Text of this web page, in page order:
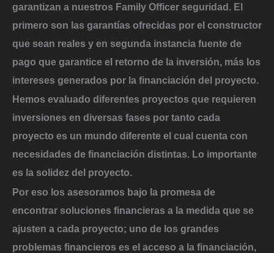
garantizan a nuestros Family Officer seguridad. El
primero son las garantías ofrecidas por el constructor
que sean reales y en segunda instancia fuente de
pago que garantice el retorno de la inversión, más los
intereses generados por la financiación del proyecto.
Hemos evaluado diferentes proyectos que requieren
inversiones en diversas fases por tanto cada
proyecto es un mundo diferente el cual cuenta con
necesidades de financiación distintas. Lo importante
es la solidez del proyecto.
Por eso los asesoramos bajo la promesa de
encontrar soluciones financieras a la medida que se
ajusten a cada proyecto; uno de los grandes
problemas financieros es el acceso a la financiación,